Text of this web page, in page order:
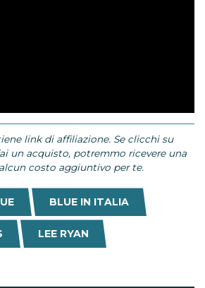
link di affiliazione. Se clicchi su
un acquisto, potremmo ricevere una
costo aggiuntivo per te.
BLUE IN ITALIA
LEE RYAN